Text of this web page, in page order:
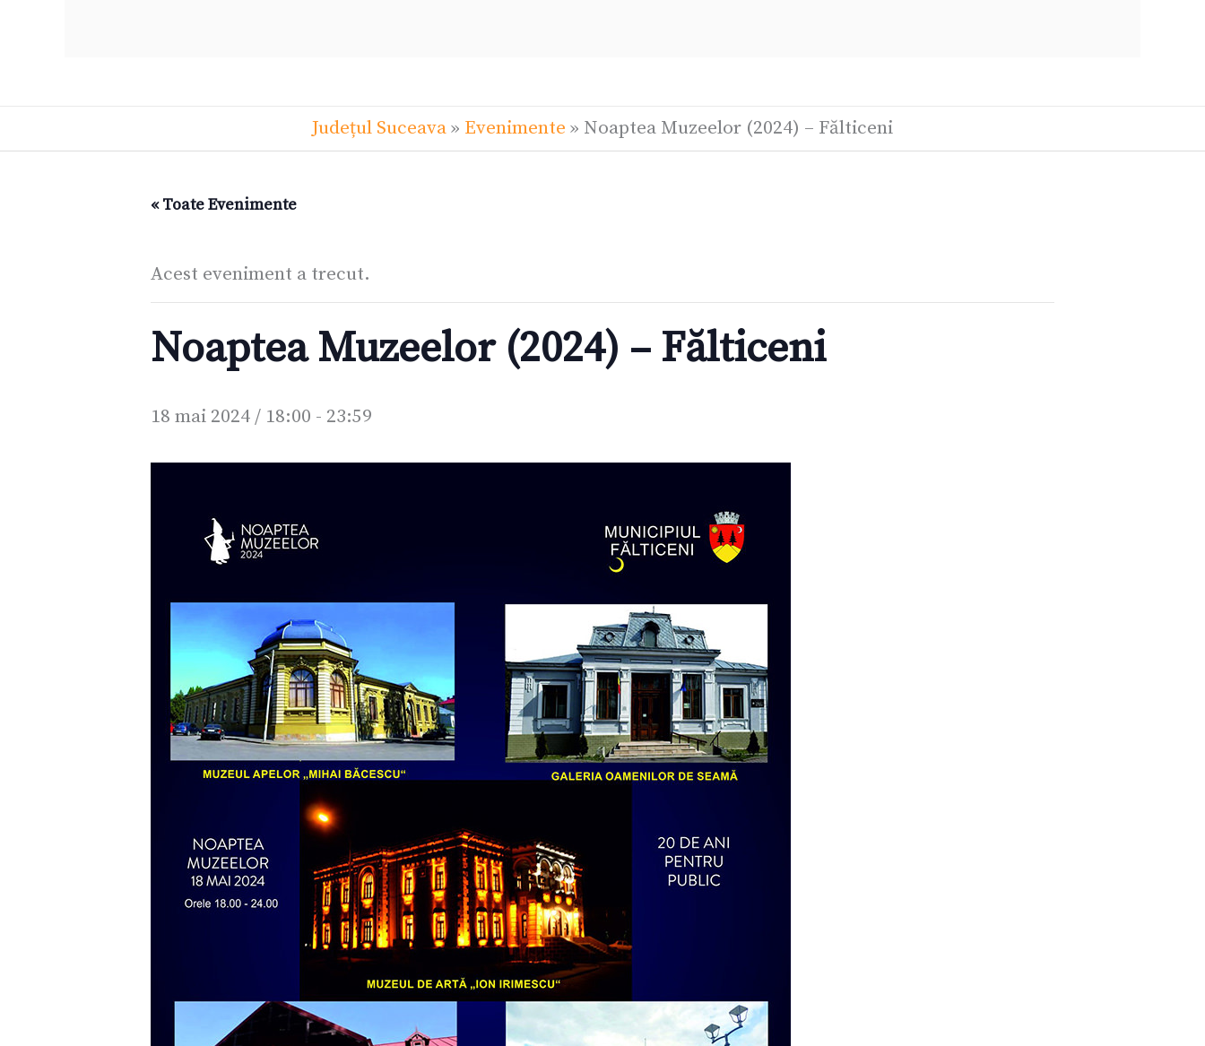
Județul Suceava» Evenimente » Noaptea Muzeelor (2024) – Fălticeni
« Toate Evenimente
Acest eveniment a trecut.
Noaptea Muzeelor (2024) – Fălticeni
18 mai 2024 / 18:00 - 23:59